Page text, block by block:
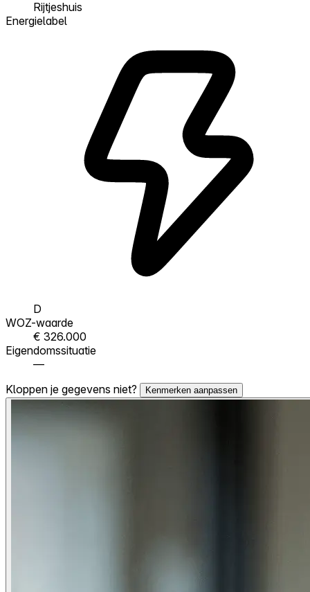
Rijtjeshuis
Energielabel
D
WOZ-waarde
€ 326.000
Eigendomssituatie
—
Kloppen je gegevens niet?
Kenmerken aanpassen